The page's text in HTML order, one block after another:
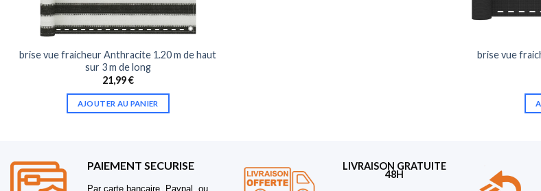
brise vue fraicheur Anthracite 1.20 m de haut
sur 3 m de long
21,99€
AJOUTER AU PANIER
brise vue
PAIEMENT SECURISE
Par carte bancaire, Paypal, ou
LIVRAISON GRATUITE
48H